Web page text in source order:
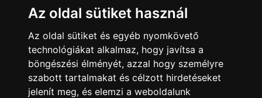
Az oldal sütiket használ
Az oldal sütiket és egyéb nyomkövető
technológiákat alkalmaz, hogy javítsa a
böngészési élményét, azzal hogy személyre
szabott tartalmakat és célzott hirdetéseket
jelenít meg, és elemzi a weboldalunk
info@landcomputer.hu
1148 Budapest, Nagy Lajos király útja 24.
Nyitvatartás és kapcsolat
PARTNEREINK